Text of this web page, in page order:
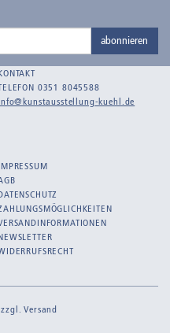
abonnieren
0351 8045588
kuehl.de
zzgl.Versand